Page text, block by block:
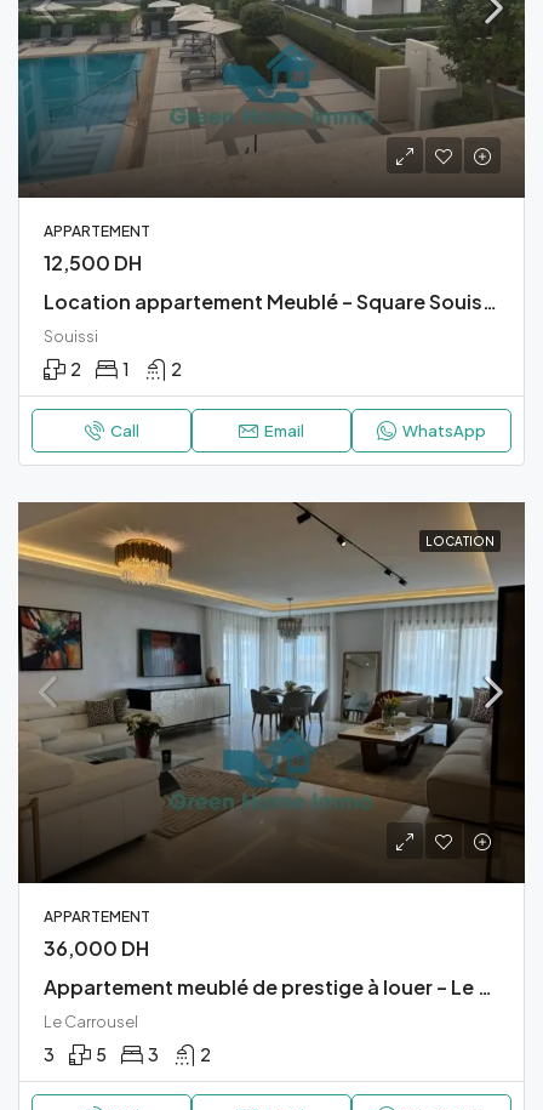
APPARTEMENT
12,500 DH
Location appartement Meublé – Square Souissi, Rabat
Souissi
2 1 2
Call Email WhatsApp
LOCATION
APPARTEMENT
36,000 DH
Appartement meublé de prestige à louer – Le Carrousel
Le Carrousel
3 5 3 2